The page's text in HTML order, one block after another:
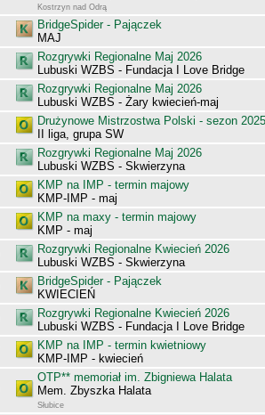
Kostrzyn nad Odrą
BridgeSpider - Pajączek
MAJ
Rozgrywki Regionalne Maj 2026
Lubuski WZBS - Fundacja I Love Bridge
Rozgrywki Regionalne Maj 2026
Lubuski WZBS - Żary kwiecień-maj
Drużynowe Mistrzostwa Polski - sezon
II liga, grupa SW
Rozgrywki Regionalne Maj 2026
Lubuski WZBS - Skwierzyna
KMP na IMP - termin majowy
KMP-IMP - maj
KMP na maxy - termin majowy
KMP - maj
Rozgrywki Regionalne Kwiecień 2026
Lubuski WZBS - Skwierzyna
BridgeSpider - Pajączek
KWIECIEŃ
Rozgrywki Regionalne Kwiecień 2026
Lubuski WZBS - Fundacja I Love Bridge
KMP na IMP - termin kwietniowy
KMP-IMP - kwiecień
OTP** memoriał im. Zbigniewa Halata
Mem. Zbyszka Halata
Słubice